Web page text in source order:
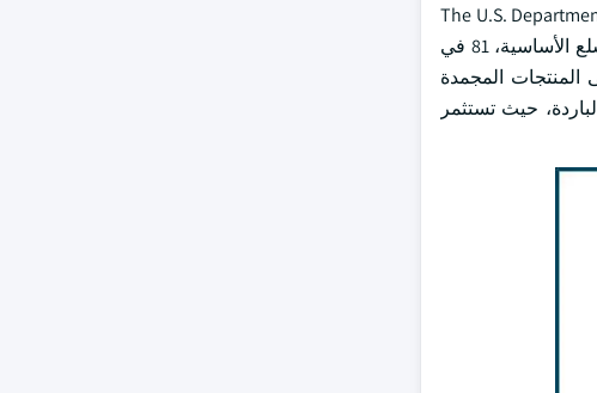
The U.S.
billion cubic feet) in 2023. وتمثل طاقة التخزين المبردة المستعملة، التي تعرف بأنها المساحة الفعلية المستخدمة في تخزين السلع الأساسية، 81 في
الطلب على المنتجات المجمدة
حيث تستثمر